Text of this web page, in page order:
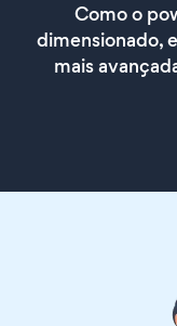
Como o
dimensionado,
mais